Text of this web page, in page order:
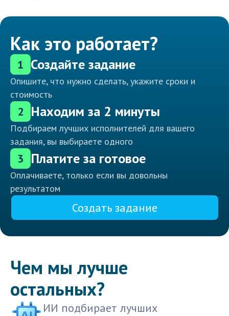
Как это работает?
1 Создайте задание
Опишите, что нужно сделать, укажите сроки и
стоимость
2 Находим за 2 минуты
Подбираем лучших исполнителей для вашего
задания, вы выбираете одного
3 Платите за готовое
Оплачиваете, только если вы довольны
результатом
Создать задание
Чем мы лучше
остальных?
ИИ подбирает лучших